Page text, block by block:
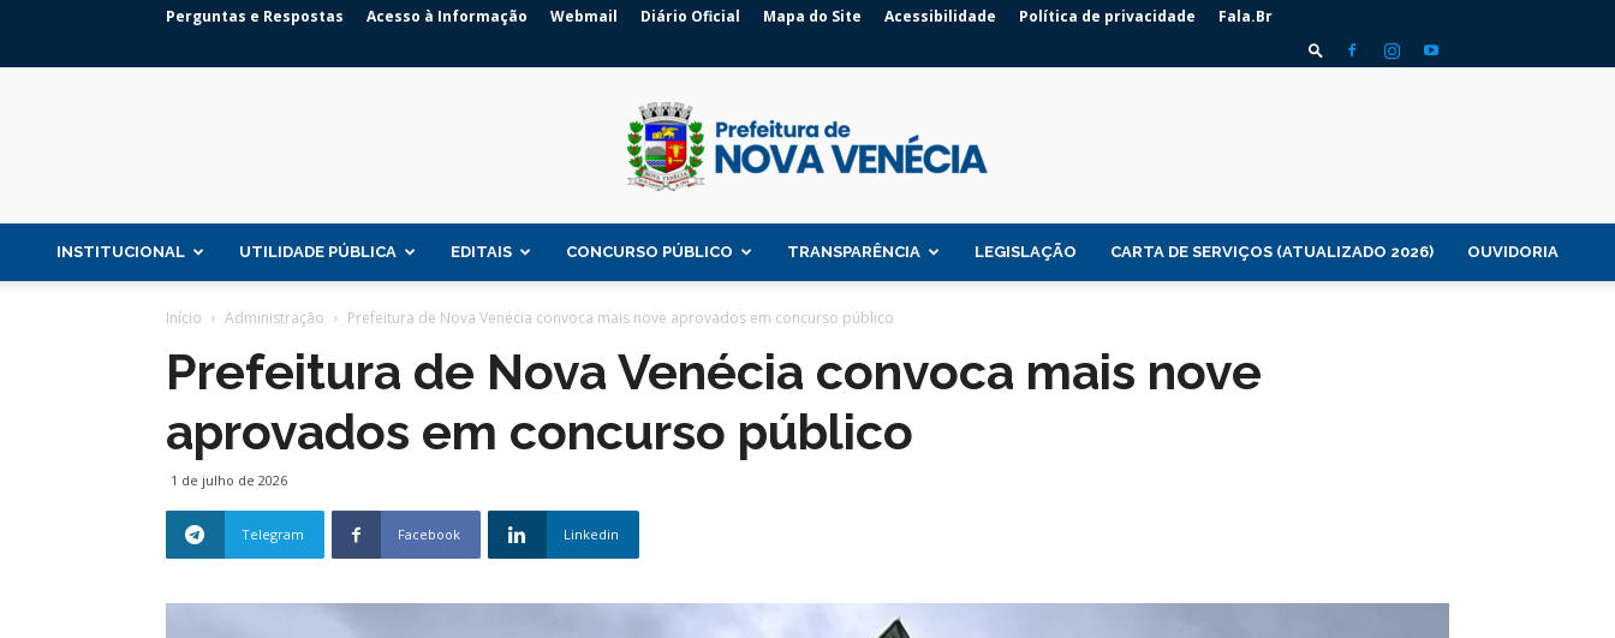
Perguntas e Respostas Acesso à Informação Webmail Diário Oficial Mapa do Site Acessibilidade Política de privacidade Fala.Br
de
INSTITUCIONAL UTILIDADE PÚBLICA EDITAIS CONCURSO PÚBLICO TRANSPARÊNCIA LEGISLAÇÃO CARTA DE SERVIÇOS (ATUALIZADO 2026) OUVIDORIA
Início Administração Prefeitura de Nova Venécia convoca mais nove aprovados em concurso público
Prefeitura de Nova Venécia convoca mais nove
aprovados em concurso público
1 de julho de 2026
Telegram Facebook Linkedin